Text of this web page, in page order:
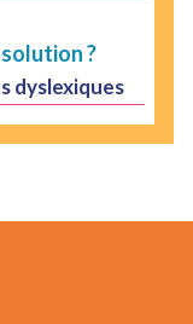
?
dyslexiques